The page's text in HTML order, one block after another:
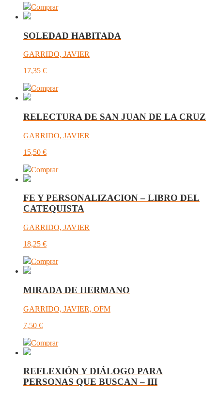
Comprar
SOLEDAD HABITADA
GARRIDO, JAVIER
17,35 €
Comprar
RELECTURA DE SAN JUAN DE LA CRUZ
GARRIDO, JAVIER
15,50 €
Comprar
FE Y PERSONALIZACION – LIBRO DEL
CATEQUISTA
GARRIDO, JAVIER
18,25 €
Comprar
MIRADA DE HERMANO
GARRIDO, JAVIER, OFM
7,50 €
Comprar
REFLEXIÓN Y DIÁLOGO PARA
PERSONAS QUE BUSCAN – III